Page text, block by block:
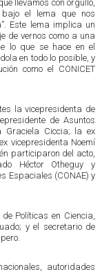
llevamos con orgullo,
el lema que nos
Este lema implica un
de vernos como a una
lo que se hace en el
en todo lo posible, y
como el CONICET
la vicepresidenta de
de Asuntos
Graciela Ciccia; la ex
vicepresidenta Noemí
participaron del acto,
Héctor Otheguy y
Espaciales (CONAE) y
Políticas en Ciencia,
y el secretario de
autoridades